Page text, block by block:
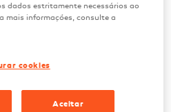
dados estritamente necessários ao
mais informações, consulte a
cookies
Aceitar